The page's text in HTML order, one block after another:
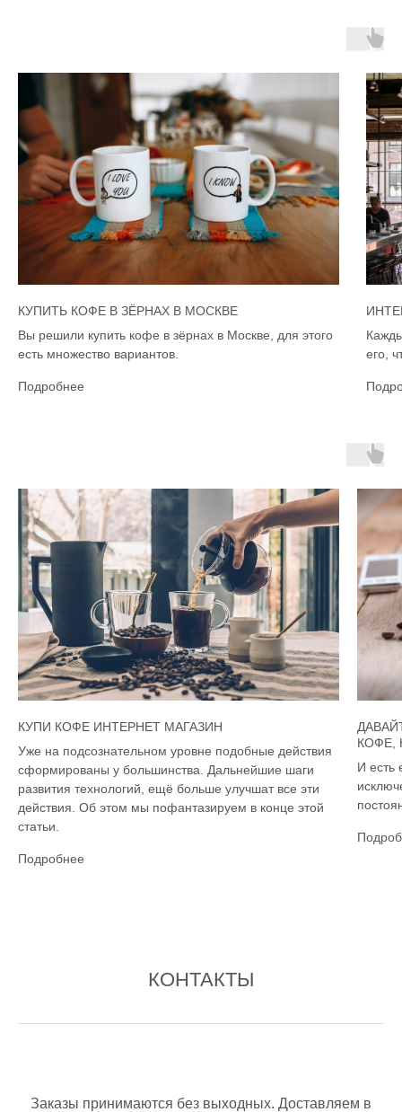
КУПИТЬ КОФЕ В ЗЁРНАХ В МОСКВЕ
Вы решили купить кофе в зёрнах в Москве, для этого
есть множество вариантов.
Подробнее
его,
КУПИ КОФЕ ИНТЕРНЕТ МАГАЗИН
Уже на подсознательном уровне подобные действия
сформированы у большинства. Дальнейшие шаги
развития технологий, ещё больше улучшат все эти
действия. Об этом мы пофантазируем в конце этой
статьи.
Подробнее
КОФЕ,
И есть
КОНТАКТЫ
Заказы принимаются без выходных. Доставляем в